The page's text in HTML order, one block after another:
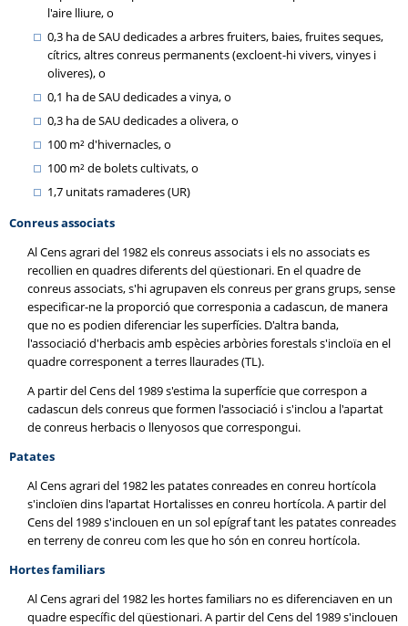
l'aire lliure, o
0,3 ha de SAU dedicades a arbres fruiters, baies, fruites seques,
cítrics, altres conreus permanents (excloent-hi vivers, vinyes i
oliveres), o
0,1 ha de SAU dedicades a vinya, o
0,3 ha de SAU dedicades a olivera, o
100 m² d'hivernacles, o
100 m² de bolets cultivats, o
1,7 unitats ramaderes (UR)
Conreus associats
Al Cens agrari del 1982 els conreus associats i els no associats es
recollien en quadres diferents del qüestionari. En el quadre de
conreus associats, s'hi agrupaven els conreus per grans grups, sense
especificar-ne la proporció que corresponia a cadascun, de manera
que no es podien diferenciar les superfícies. D'altra banda,
l'associació d'herbacis amb espècies arbòries forestals s'incloïa en el
quadre corresponent a terres llaurades (TL).
A partir del Cens del 1989 s'estima la superfície que correspon a
cadascun dels conreus que formen l'associació i s'inclou a l'apartat
de conreus herbacis o llenyosos que correspongui.
Patates
Al Cens agrari del 1982 les patates conreades en conreu hortícola
s'incloïen dins l'apartat Hortalisses en conreu hortícola. A partir del
Cens del 1989 s'inclouen en un sol epígraf tant les patates conreades
en terreny de conreu com les que ho són en conreu hortícola.
Hortes familiars
Al Cens agrari del 1982 les hortes familiars no es diferenciaven en un
quadre específic del qüestionari. A partir del Cens del 1989 s'inclouen